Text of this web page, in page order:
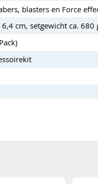
blasters en Force
cm, setgewicht ca. 680